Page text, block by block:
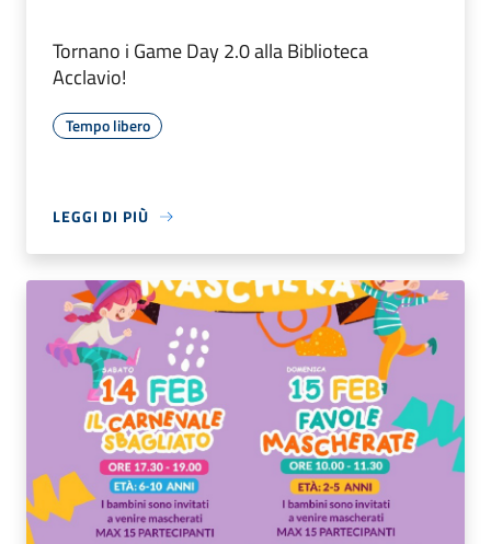
Tornano i Game Day 2.0 alla Biblioteca
Acclavio!
Tempo libero
LEGGI DI PIÙ